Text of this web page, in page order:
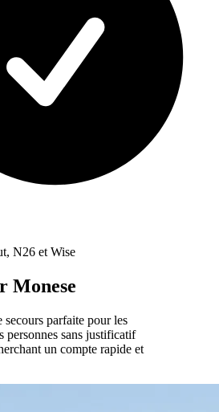
N26 et Wise
Monese
parfaite pour les
personnes sans justificatif
un compte rapide et